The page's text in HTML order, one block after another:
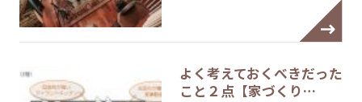
よく考えておくべきだった
こと２点【家づくり…